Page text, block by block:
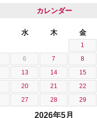
カレンダー
2026年5月
水 木 金
1
6 7 8
13 14 15
20 21 22
27 28 29